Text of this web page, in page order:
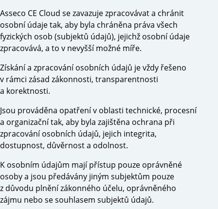
Asseco CE Cloud se zavazuje zpracovávat a chránit
osobní údaje tak, aby byla chráněna práva všech
fyzických osob (subjektů údajů), jejichž osobní údaje
zpracovává, a to v nevyšší možné míře.
Získání a zpracování osobních údajů je vždy řešeno
v rámci zásad zákonnosti, transparentnosti
a korektnosti.
Jsou prováděna opatření v oblasti technické, procesní
a organizační tak, aby byla zajištěna ochrana při
zpracování osobních údajů, jejich integrita,
dostupnost, důvěrnost a odolnost.
K osobním údajům mají přístup pouze oprávněné
osoby a jsou předávány jiným subjektům pouze
z důvodu plnění zákonného účelu, oprávněného
zájmu nebo se souhlasem subjektů údajů.